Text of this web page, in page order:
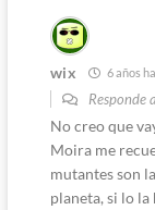
wix 6 años
Responde a
No creo que
Moira me
mutantes son
planeta, si lo